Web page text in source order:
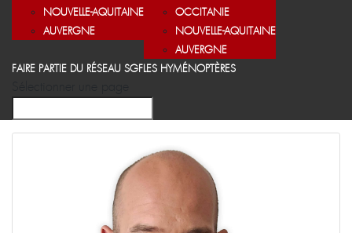
NOUVELLE-AQUITAINE
AUVERGNE
OCCITANIE
NOUVELLE-AQUITAINE
AUVERGNE
FAIRE PARTIE DU RÉSEAU SGFLES HYMÉNOPTÈRES